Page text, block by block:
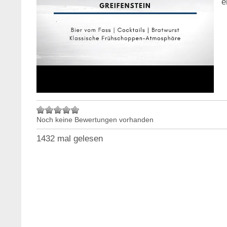
Noch keine Bewertungen vorhanden
1432 mal gelesen